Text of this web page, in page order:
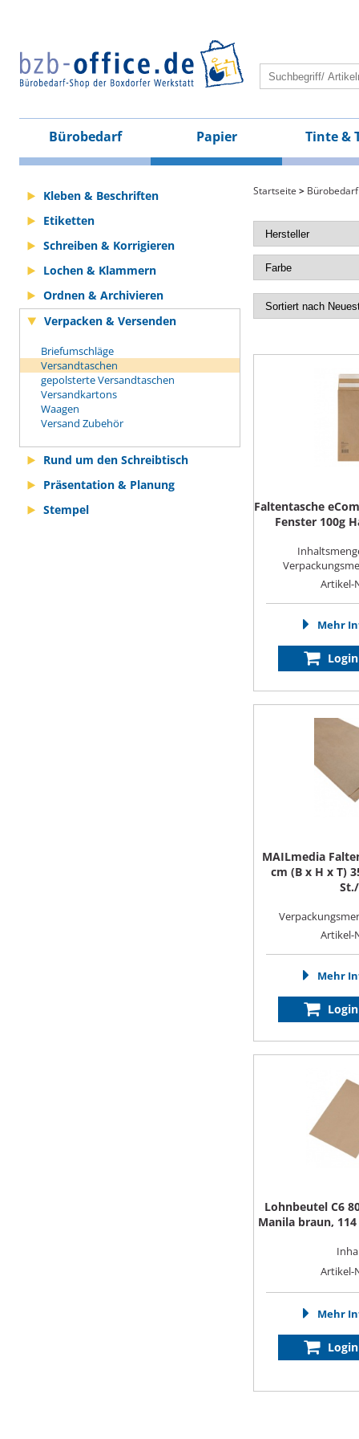
Bürobedarf Papier Tinte &
Kleben & Beschriften
Etiketten
Schreiben & Korrigieren
Lochen & Klammern
Ordnen & Archivieren
Verpacken & Versenden
Briefumschläge
Versandtaschen
gepolsterte Versandtaschen
Versandkartons
Waagen
Versand Zubehör
Rund um den Schreibtisch
Präsentation & Planung
Stempel
Startseite > Bürobedarf
Faltentasche
Fenster 100g
Artikel-
Mehr
MAILmedia
cm (B x H x T)
Artikel-
Mehr
Lohnbeutel C6
Manila braun,
Artikel-
Mehr